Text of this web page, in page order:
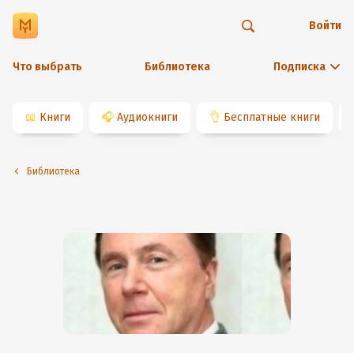
Что выбрать Библиотека Подписка
Войти
📖 Книги 🎧 Аудиокниги 👌 Бесплатные книги
Библиотека